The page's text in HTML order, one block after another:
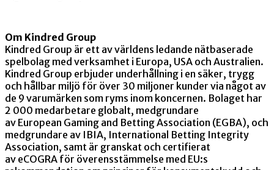
Om Kindred Group
Kindred Group är ett av världens ledande nätbaserade
spelbolag med verksamhet i Europa, USA och Australien.
Kindred Group erbjuder underhållning i en säker, trygg
och hållbar miljö för över 30 miljoner kunder via något av
de 9 varumärken som ryms inom koncernen. Bolaget har
2 000 medarbetare globalt, medgrundare
av European Gaming and Betting Association (EGBA), och
medgrundare av IBIA, International Betting Integrity
Association, samt är granskat och certifierat
av eCOGRA för överensstämmelse med EU:s